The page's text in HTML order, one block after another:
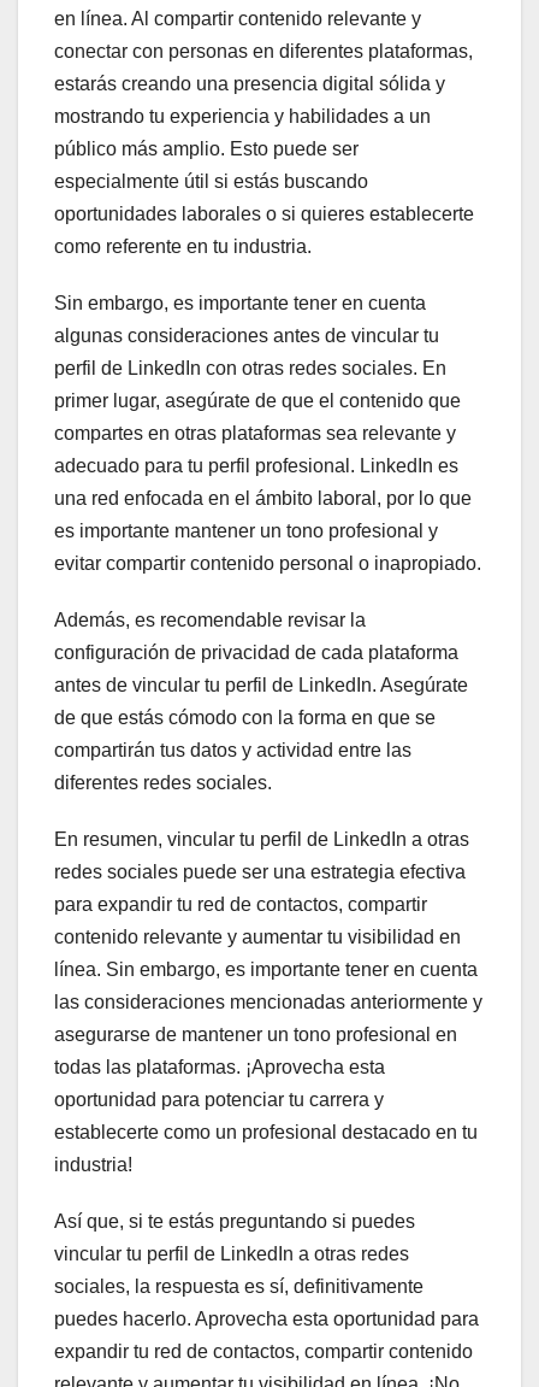
en línea. Al compartir contenido relevante y
conectar con personas en diferentes plataformas,
estarás creando una presencia digital sólida y
mostrando tu experiencia y habilidades a un
público más amplio. Esto puede ser
especialmente útil si estás buscando
oportunidades laborales o si quieres establecerte
como referente en tu industria.
Sin embargo, es importante tener en cuenta
algunas consideraciones antes de vincular tu
perfil de LinkedIn con otras redes sociales. En
primer lugar, asegúrate de que el contenido que
compartes en otras plataformas sea relevante y
adecuado para tu perfil profesional. LinkedIn es
una red enfocada en el ámbito laboral, por lo que
es importante mantener un tono profesional y
evitar compartir contenido personal o inapropiado.
Además, es recomendable revisar la
configuración de privacidad de cada plataforma
antes de vincular tu perfil de LinkedIn. Asegúrate
de que estás cómodo con la forma en que se
compartirán tus datos y actividad entre las
diferentes redes sociales.
En resumen, vincular tu perfil de LinkedIn a otras
redes sociales puede ser una estrategia efectiva
para expandir tu red de contactos, compartir
contenido relevante y aumentar tu visibilidad en
línea. Sin embargo, es importante tener en cuenta
las consideraciones mencionadas anteriormente y
asegurarse de mantener un tono profesional en
todas las plataformas. ¡Aprovecha esta
oportunidad para potenciar tu carrera y
establecerte como un profesional destacado en tu
industria!
Así que, si te estás preguntando si puedes
vincular tu perfil de LinkedIn a otras redes
sociales, la respuesta es sí, definitivamente
puedes hacerlo. Aprovecha esta oportunidad para
expandir tu red de contactos, compartir contenido